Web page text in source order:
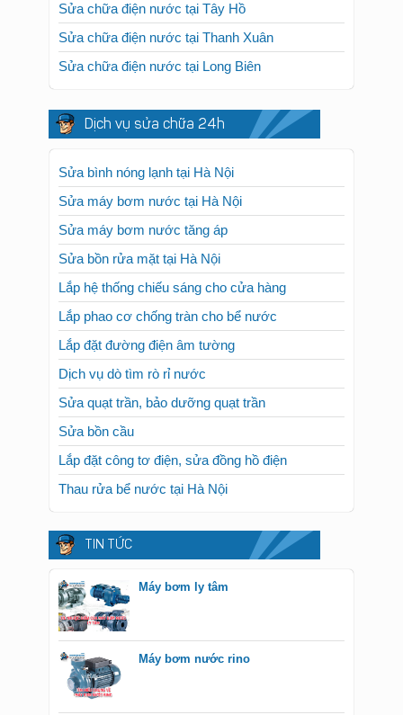
Sửa chữa điện nước tại Tây Hồ
Sửa chữa điện nước tại Thanh Xuân
Sửa chữa điện nước tại Long Biên
Dịch vụ sửa chữa 24h
Sửa bình nóng lạnh tại Hà Nội
Sửa máy bơm nước tại Hà Nội
Sửa máy bơm nước tăng áp
Sửa bồn rửa mặt tại Hà Nội
Lắp hệ thống chiếu sáng cho cửa hàng
Lắp phao cơ chống tràn cho bể nước
Lắp đặt đường điện âm tường
Dịch vụ dò tìm rò rỉ nước
Sửa quạt trần, bảo dưỡng quạt trần
Sửa bồn cầu
Lắp đặt công tơ điện, sửa đồng hồ điện
Thau rửa bể nước tại Hà Nội
TIN TỨC
Máy bơm ly tâm
Máy bơm nước rino